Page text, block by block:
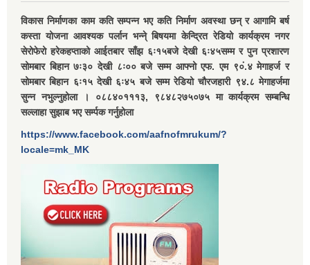
विकास निर्माणका काम कति सम्पन्न भए कति निर्माण अवस्था छन् र आगामि बर्ष
कस्ता योजना आवश्यक पर्लान भन्ने् बिषयमा केन्द्रित रेडियो कार्यक्रम नगर
सेरोफेरो हरेकहप्ताको आईतबार साँझ ६ः१५बजे देखी ६ः४५सम्म र पुन प्रशारण
सोमबार बिहान ७ः३० देखी ८ः०० बजे सम्म आफ्नो एफ. एम ९०ं.४ मेगाहर्ज र
सोमबार बिहान ६ः१५ देखी ६ः४५ बजे सम्म रेडियो चौरजहारी ९४.८ मेगाहर्जमा
सुन्न नभुल्नुहोला । ०८८४०१११३, ९८४८२७५०७५ मा कार्यक्रम सम्बन्धि
सल्लाहा सुझाब भए सर्म्पक गर्नुहोला
https://www.facebook.com/aafnofmrukum/?
locale=mk_MK